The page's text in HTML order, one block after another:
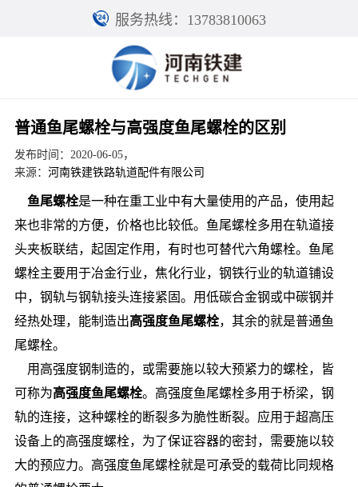
服务热线：13783810063
普通鱼尾螺栓与高强度鱼尾螺栓的区别
发布时间：2020-06-05，
来源： 河南铁建铁路轨道配件有限公司
鱼尾螺栓是一种在重工业中有大量使用的产品，使用起
来也非常的方便，价格也比较低。鱼尾螺栓多用在轨道接
头夹板联结，起固定作用，有时也可替代六角螺栓。鱼尾
螺栓主要用于冶金行业，焦化行业，钢铁行业的轨道铺设
中，钢轨与钢轨接头连接紧固。用低碳合金钢或中碳钢并
经热处理，能制造出高强度鱼尾螺栓，其余的就是普通鱼
尾螺栓。
用高强度钢制造的，或需要施以较大预紧力的螺栓，皆
可称为高强度鱼尾螺栓。高强度鱼尾螺栓多用于桥梁，钢
轨的连接，这种螺栓的断裂多为脆性断裂。应用于超高压
设备上的高强度螺栓，为了保证容器的密封，需要施以较
大的预应力。高强度鱼尾螺栓就是可承受的载荷比同规格